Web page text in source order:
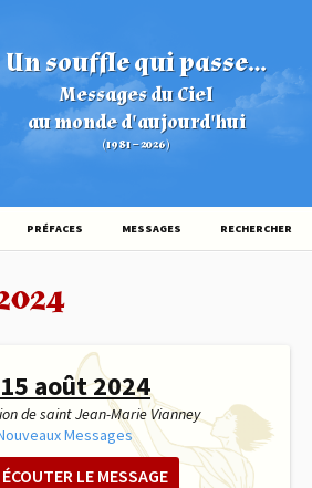
Un souffle qui passe...
Messages du Ciel
au monde d'aujourd'hui
(1981 – 2026)
PRÉFACES MESSAGES RECHERCHER
août 2024
de saint Jean-Marie Vianney
Messages
ÉCOUTER LE MESSAGE